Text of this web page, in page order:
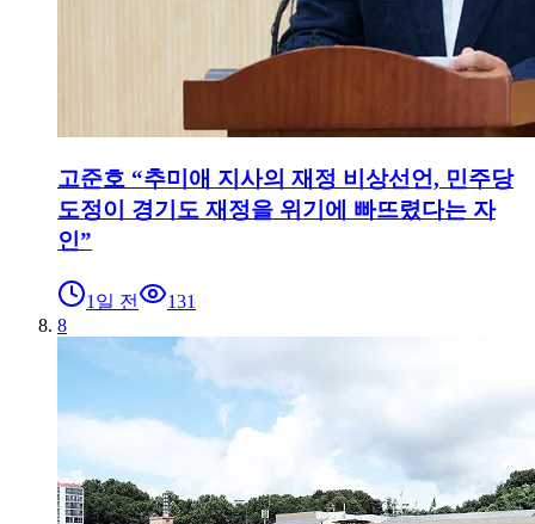
고준호 “추미애 지사의 재정 비상선언, 민주당
도정이 경기도 재정을 위기에 빠뜨렸다는 자
인”
1일 전
131
8